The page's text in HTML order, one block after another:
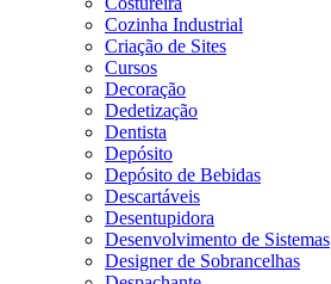
Cozinha Industrial
Criação de Sites
Cursos
Decoração
Dedetização
Dentista
Depósito
Depósito de Bebidas
Descartáveis
Desentupidora
Desenvolvimento de Sistemas
Designer de Sobrancelhas